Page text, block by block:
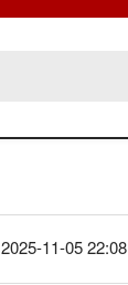
2025-11-05 22:08